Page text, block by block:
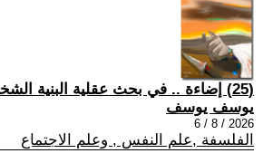
(25) إضاءة .. في بحث عقلية البنية الشخصية للفرد
يوسف يوسف
2026 / 8 / 6
الفلسفة ,علم النفس , وعلم الاجتماع